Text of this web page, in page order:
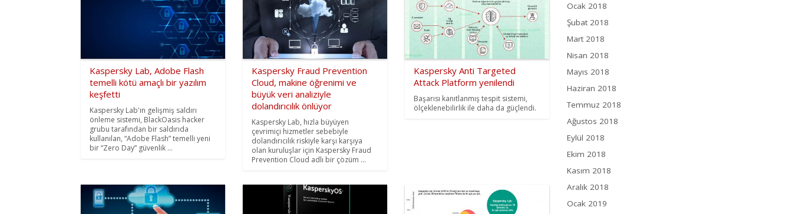
Kaspersky Lab, Adobe Flash
temelli kötü amaçlı bir yazılım
keşfetti
Kaspersky Lab'ın gelişmiş saldırı
önleme sistemi, BlackOasis hacker
grubu tarafından bir saldırıda
kullanılan, “Adobe Flash” temelli yeni
bir “Zero Day” güvenlik ...
Kaspersky Fraud Prevention
Cloud, makine öğrenimi ve
büyük veri analiziyle
dolandırıcılık önlüyor
Kaspersky Lab, hızla büyüyen
çevrimiçi hizmetler sebebiyle
dolandırıcılık riskiyle karşı karşıya
olan kuruluşlar için Kaspersky Fraud
Prevention Cloud adlı bir çözüm ...
Kaspersky Anti Targeted
Attack Platform yenilendi
Başarısı kanıtlanmış tespit sistemi,
ölçeklenebilirlik ile daha da güçlendi.
Ocak 2018
Şubat 2018
Mart 2018
Nisan 2018
Mayıs 2018
Haziran 2018
Temmuz 2018
Ağustos 2018
Eylül 2018
Ekim 2018
Kasım 2018
Aralık 2018
Ocak 2019